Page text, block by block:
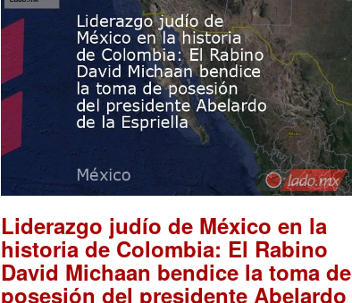
Liderazgo judío de México en la
historia de Colombia: El Rabino
David Michaan bendice la toma de
posesión del presidente Abelardo